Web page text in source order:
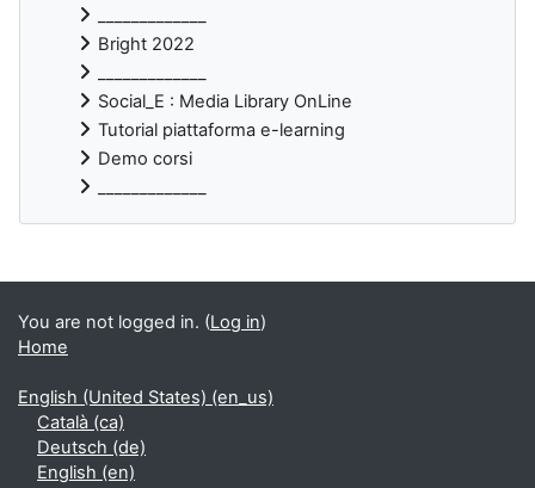
Bright 2022
Social_E : Media Library OnLine
Tutorial piattaforma e-learning
Demo corsi
Supplementary blocks
You are not logged in. (Log in)
Home
English (United States) ‎(en_us)‎
Català ‎(ca)‎
Deutsch ‎(de)‎
English ‎(en)‎